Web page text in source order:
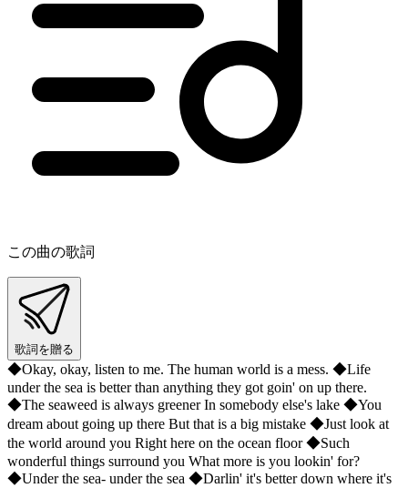
この曲の歌詞
歌詞を贈る
◆Okay, okay, listen to me. The human world is a mess. ◆Life
under the sea is better than anything they got goin' on up there.
◆The seaweed is always greener In somebody else's lake ◆You
dream about going up there But that is a big mistake ◆Just look at
the world around you Right here on the ocean floor ◆Such
wonderful things surround you What more is you lookin' for?
◆Under the sea- under the sea ◆Darlin' it's better down where it's